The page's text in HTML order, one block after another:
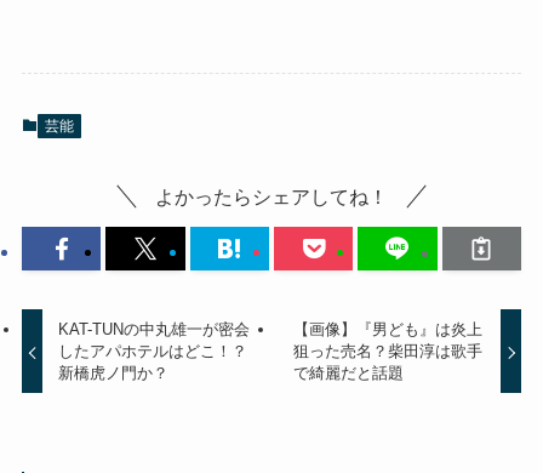
芸能
よかったらシェアしてね！
KAT-TUNの中丸雄一が密会
したアパホテルはどこ！？
新橋虎ノ門か？
【画像】『男ども』は炎上
狙った売名？柴田淳は歌手
で綺麗だと話題